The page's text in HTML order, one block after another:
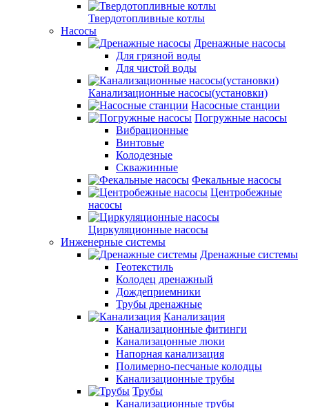
Твердотопливные котлы
Насосы
Дренажные насосы
Для грязной воды
Для чистой воды
Канализационные насосы(установки)
Насосные станции
Погружные насосы
Вибрационные
Винтовые
Колодезные
Скважинные
Фекальные насосы
Центробежные
насосы
Циркуляционные насосы
Инженерные системы
Дренажные системы
Геотекстиль
Колодец дренажный
Дождеприемники
Трубы дренажные
Канализация
Канализационные фитинги
Канализацонные люки
Напорная канализация
Полимерно-песчаные колодцы
Канализационные трубы
Трубы
Канализационные трубы